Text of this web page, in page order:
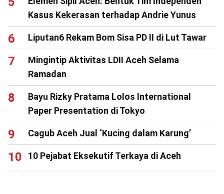
Kasus Kekerasan terhadap Andrie Yunus
Liputan6 Rekam Bom Sisa PD II di Lut Tawar
Mingintip Aktivitas LDII Aceh Selama
Ramadan
Bayu Rizky Pratama Lolos International
Paper Presentation di Tokyo
Cagub Aceh Jual ‘Kucing dalam Karung’
10 Pejabat Eksekutif Terkaya di Aceh